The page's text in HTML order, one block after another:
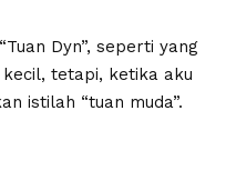
Dyn”, seperti yang
tetapi, ketika aku
istilah “tuan muda”.